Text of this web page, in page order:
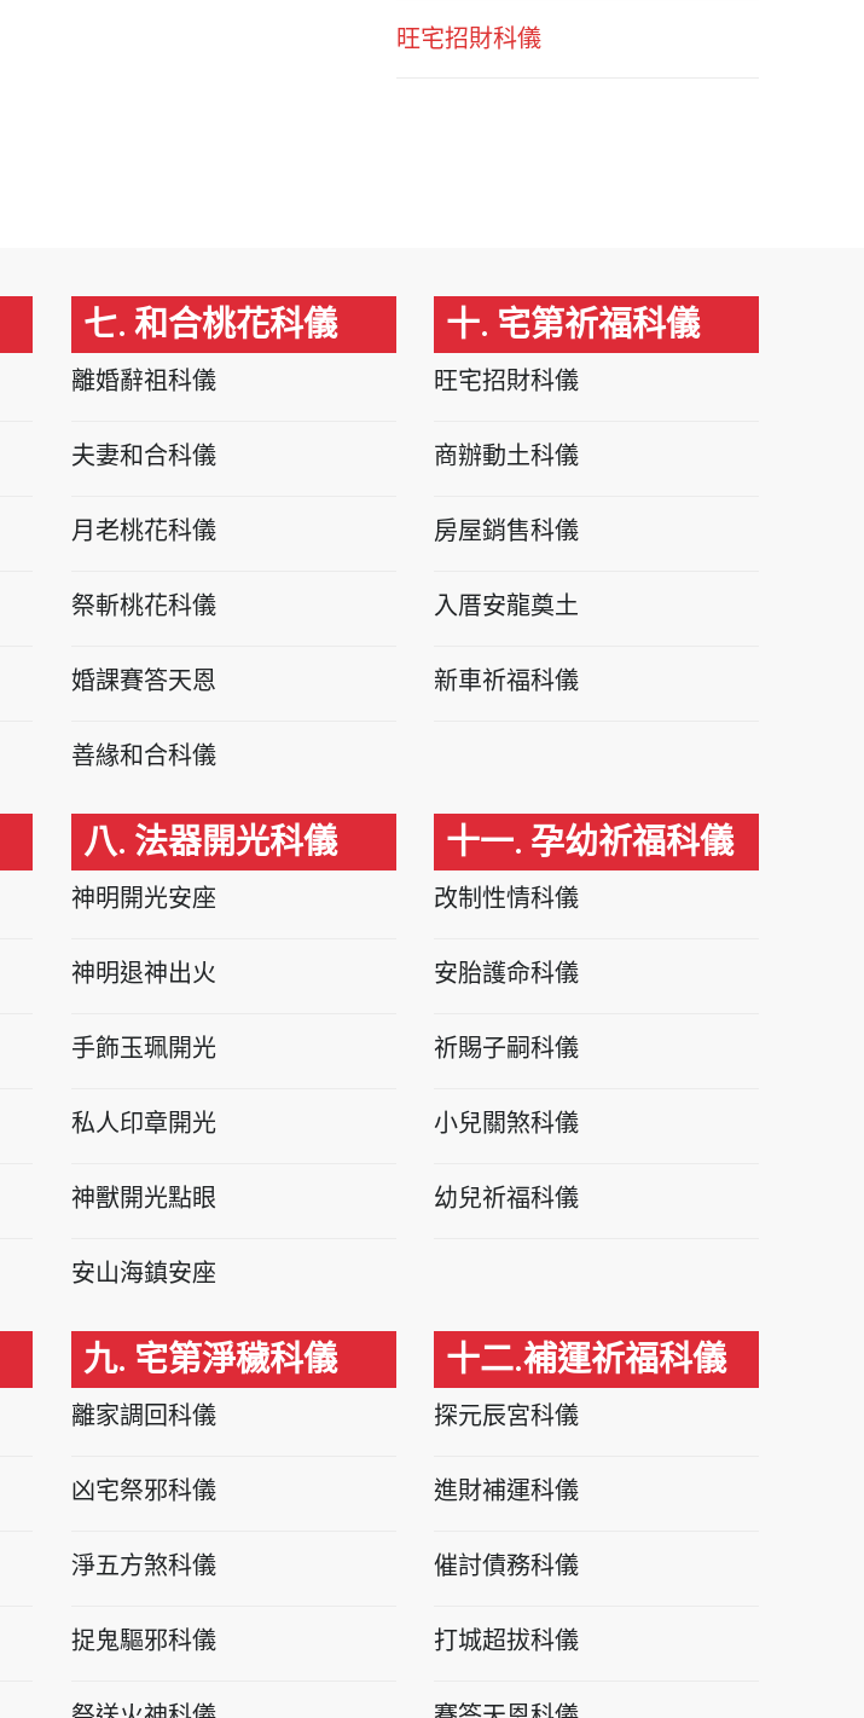
旺宅招財科儀
七. 和合桃花科儀
離婚辭祖科儀
夫妻和合科儀
月老桃花科儀
祭斬桃花科儀
婚課賽答天恩
善緣和合科儀
八. 法器開光科儀
神明開光安座
神明退神出火
手飾玉珮開光
私人印章開光
神獸開光點眼
安山海鎮安座
九. 宅第淨穢科儀
離家調回科儀
凶宅祭邪科儀
淨五方煞科儀
捉鬼驅邪科儀
十. 宅第祈福科儀
旺宅招財科儀
商辦動土科儀
房屋銷售科儀
入厝安龍奠土
新車祈福科儀
十一. 孕幼祈福科儀
改制性情科儀
安胎護命科儀
祈賜子嗣科儀
小兒關煞科儀
幼兒祈福科儀
十二.補運祈福科儀
探元辰宮科儀
進財補運科儀
催討債務科儀
打城超拔科儀